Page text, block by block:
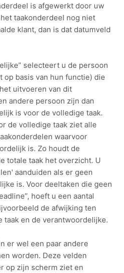
is afgewerkt door uw
taakonderdeel nog niet
klant, dan is dat datumveld
selecteert u de persoon
op basis van hun functie) die
uitvoeren van dit
andere persoon zijn dan
is voor de volledige taak.
de volledige taak ziet alle
waarvoor
is. Zo houdt de
totale taak het overzicht. U
aanduiden als er geen
is. Voor deeltaken die geen
hoeft u een aantal
de afwijking ten
taak en de verantwoordelijke.
er wel een paar andere
worden. Deze velden
op zijn scherm ziet en